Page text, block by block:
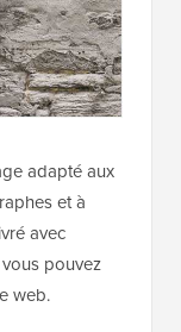
adapté aux
et à
avec
pouvez
web.